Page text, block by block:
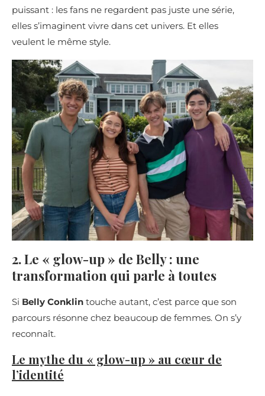
puissant : les fans ne regardent pas juste une série,
elles s’imaginent vivre dans cet univers. Et elles
veulent le même style.
2. Le « glow-up » de Belly : une
transformation qui parle à toutes
Si Belly Conklin touche autant, c’est parce que son
parcours résonne chez beaucoup de femmes. On s’y
reconnaît.
Le mythe du « glow-up » au cœur de
l’identité